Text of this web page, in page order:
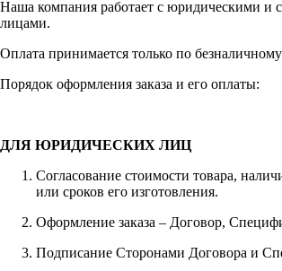
Наша компания работает с юридическими и
лицами.
Оплата принимается только по безналичному
Порядок оформления заказа и его оплаты:
ДЛЯ ЮРИДИЧЕСКИХ ЛИЦ
Согласование стоимости товара,
или сроков его изготовления.
Оформление заказа – Договор,
Подписание Сторонами Договора и